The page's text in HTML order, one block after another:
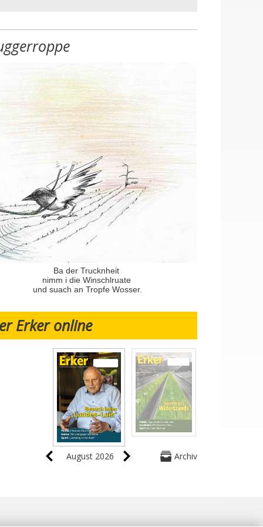
Ba der Trucknheit
nimm i die Winschlruate
und suach an Tropfe Wosser.
Erker online
August 2026 Archiv